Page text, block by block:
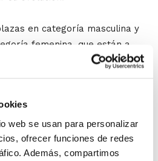
web se usan para personalizar
ofrecer funciones de redes
Además, compartimos
en categoría masculina y
femenina, que están a
y entidades deportivas para
de Tecnificación.
asistir a la actividad, el
a través de
la solicitud, la FBCV hará